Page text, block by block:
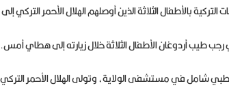
التركية بالأطفال الثلاثة الذين أوصلهم الهلال الأحمر
طيب أردوغان الأطفال الثلاثة خلال زيارته إلى هطاي أمس.
شامل في مستشفى الولاية، وتولى الهلال الأحمر التركي